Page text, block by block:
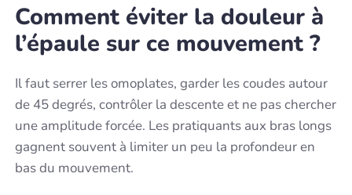
Comment éviter la douleur à
l’épaule sur ce mouvement ?
Il faut serrer les omoplates, garder les coudes autour
de 45 degrés, contrôler la descente et ne pas chercher
une amplitude forcée. Les pratiquants aux bras longs
gagnent souvent à limiter un peu la profondeur en
bas du mouvement.